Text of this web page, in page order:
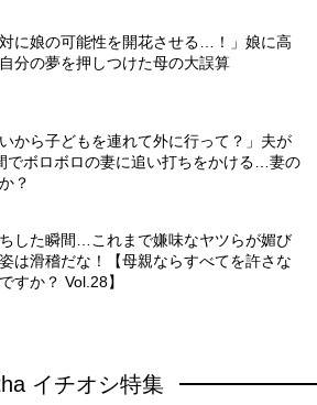
対に娘の可能性を開花させる…！」娘に高
分の夢を押しつけた母の大誤算
いから子どもを連れて外に行って？」夫が
でボロボロの妻に追い打ちをかける…妻の
？
した瞬間…これまで嫌味なヤツらが媚び
は滑稽だな！【母親ならすべてを許さな
すか？ Vol.28】
イチオシ特集